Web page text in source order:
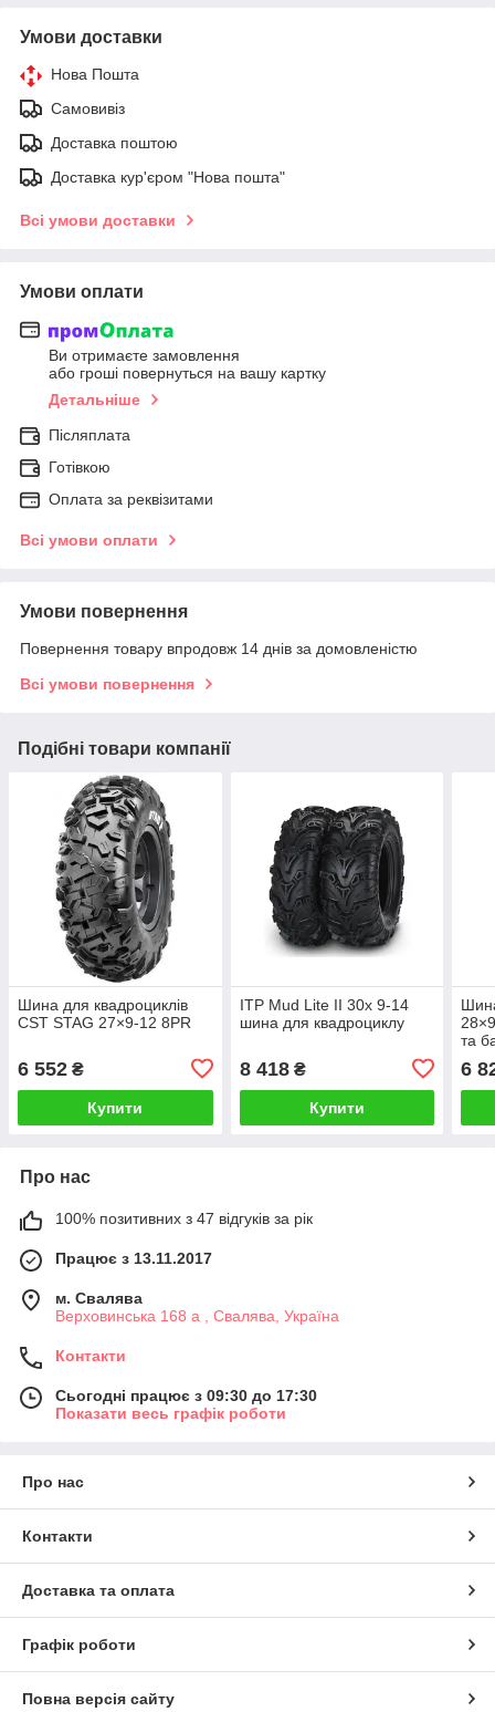
Умови доставки
Нова Пошта
Самовивіз
Доставка поштою
Доставка кур'єром "Нова пошта"
Всі умови доставки
Умови оплати
Ви отримаєте замовлення
або гроші повернуться на вашу картку
Детальніше
Післяплата
Готівкою
Оплата за реквізитами
Всі умови оплати
Умови повернення
Повернення товару впродовж 14 днів за домовленістю
Всі умови повернення
Подібні товари компанії
Шина для квадроциклів
CST STAG 27×9-12 8PR
6 552 ₴
Купити
ITP Mud Lite II 30x 9-14
шина для квадроциклу
8 418₴
Купити
та
6
Про нас
100% позитивних з 47 відгуків за рік
Працює з 13.11.2017
м. Свалява
Верховинська 168 а , Свалява, Україна
Контакти
Сьогодні працює з 09:30 до 17:30
Показати весь графік роботи
Про нас
Контакти
Доставка та оплата
Графік роботи
Повна версія сайту